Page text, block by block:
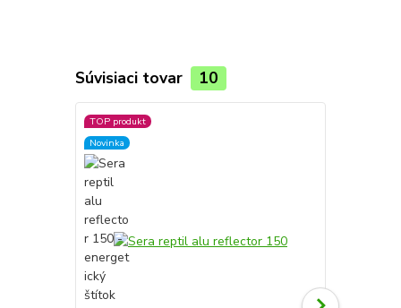
Súvisiaci tovar 10
TOP produkt
Novinka